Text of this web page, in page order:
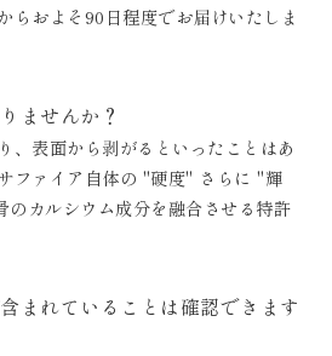
らおよそ90日程度でお届けいたしま
ませんか？
、表面から剥がるといったことはあ
ファイア自体の "硬度" さらに "輝
のカルシウム成分を融合させる特許
まれていることは確認できます